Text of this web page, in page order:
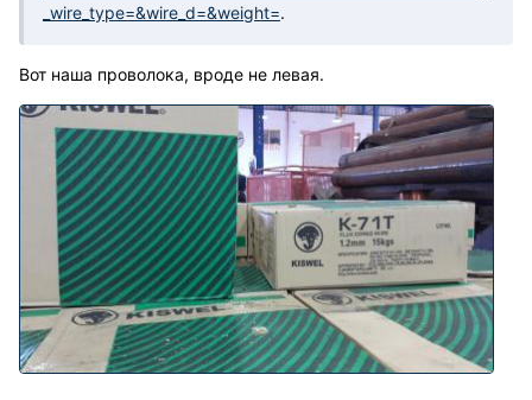
_wire_type=&wire_d=&weight=.
Вот наша проволока, вроде не левая.